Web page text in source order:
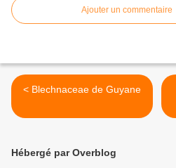
Ajouter un commentaire
< Blechnaceae de Guyane
Hébergé par Overblog